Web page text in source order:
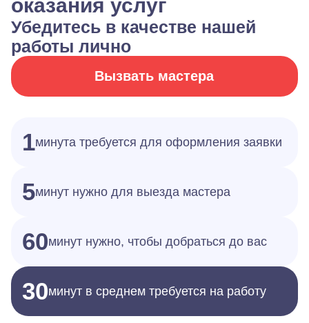
оказания услуг
Убедитесь в качестве нашей
работы лично
Вызвать мастера
1минута требуется для оформления заявки
5минут нужно для выезда мастера
60минут нужно, чтобы добраться до вас
30минут в среднем требуется на работу